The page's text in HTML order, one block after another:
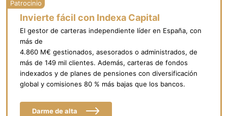
Invierte fácil con Indexa Capital
El gestor de carteras independiente líder en España, con
más de
4.860 M€ gestionados, asesorados o administrados, de
más de 149 mil clientes. Además, carteras de fondos
indexados y de planes de pensiones con diversificación
global y comisiones 80 % más bajas que los bancos.
Darme de alta